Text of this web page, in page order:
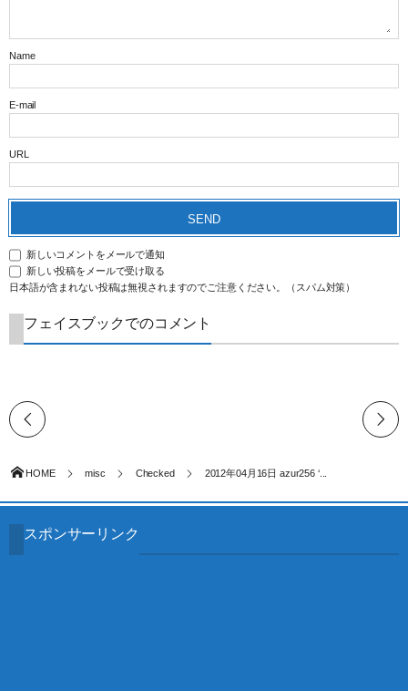
Name
E-mail
URL
新しいコメントをメールで通知
新しい投稿をメールで受け取る
日本語が含まれない投稿は無視されますのでご注意ください。（スパム対策）
フェイスブックでのコメント
HOME misc Checked 2012年04月16日 azur256 ‘...
スポンサーリンク